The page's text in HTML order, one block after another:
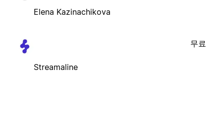
Elena Kazinachikova
Streamaline
무료